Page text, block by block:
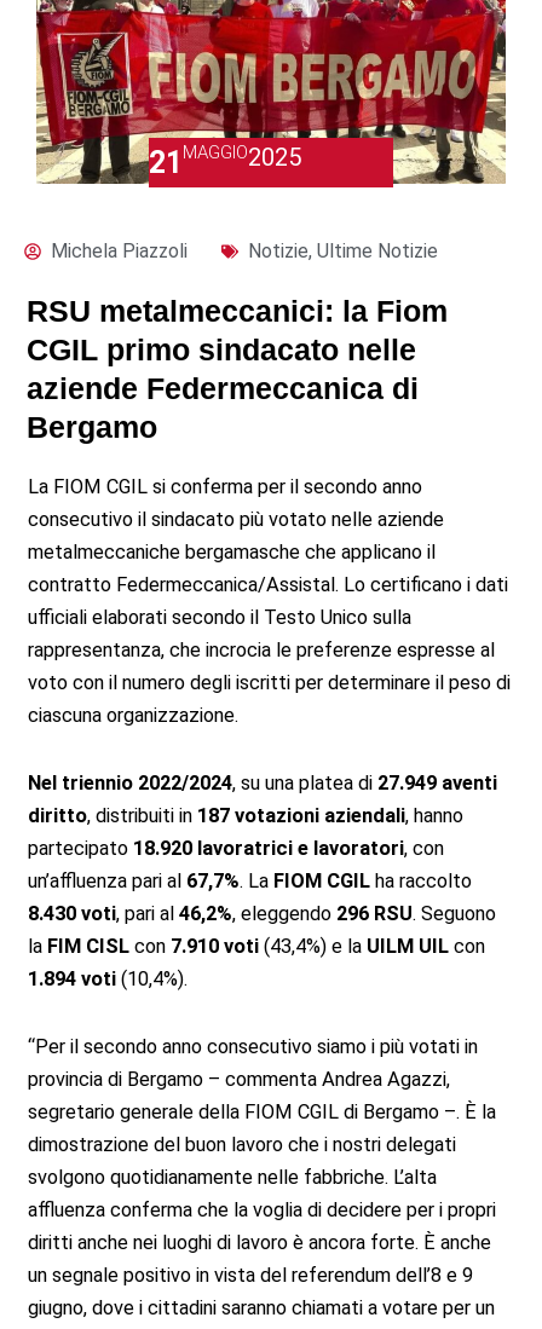
21 MAGGIO2025
Michela Piazzoli Notizie, Ultime Notizie
RSU metalmeccanici: la Fiom
CGIL primo sindacato nelle
aziende Federmeccanica di
Bergamo
La FIOM CGIL si conferma per il secondo anno
consecutivo il sindacato più votato nelle aziende
metalmeccaniche bergamasche che applicano il
contratto Federmeccanica/Assistal. Lo certificano i dati
ufficiali elaborati secondo il Testo Unico sulla
rappresentanza, che incrocia le preferenze espresse al
voto con il numero degli iscritti per determinare il peso di
ciascuna organizzazione.
Nel triennio 2022/2024, su una platea di 27.949 aventi
diritto, distribuiti in 187 votazioni aziendali, hanno
partecipato 18.920 lavoratrici e lavoratori, con
un’affluenza pari al 67,7%. La FIOM CGIL ha raccolto
8.430 voti, pari al46,2%, eleggendo 296 RSU. Seguono
la FIM CISL con 7.910 voti (43,4%) e la UILM UIL con
1.894 voti (10,4%).
“Per il secondo anno consecutivo siamo i più votati in
provincia di Bergamo – commenta Andrea Agazzi,
segretario generale della FIOM CGIL di Bergamo –. È la
dimostrazione del buon lavoro che i nostri delegati
svolgono quotidianamente nelle fabbriche. L’alta
affluenza conferma che la voglia di decidere per i propri
diritti anche nei luoghi di lavoro è ancora forte. È anche
un segnale positivo in vista del referendum dell’8 e 9
giugno, dove i cittadini saranno chiamati a votare per un